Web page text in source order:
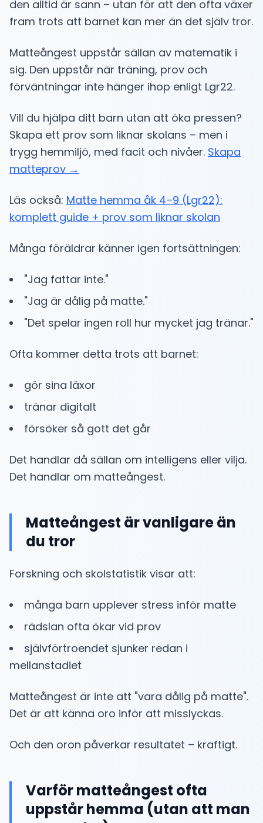
den alltid är sann – utan för att den ofta växer
fram trots att barnet kan mer än det själv tror.
Matteångest uppstår sällan av matematik i
sig. Den uppstår när träning, prov och
förväntningar inte hänger ihop enligt Lgr22.
Vill du hjälpa ditt barn utan att öka pressen?
Skapa ett prov som liknar skolans – men i
trygg hemmiljö, med facit och nivåer. Skapa
matteprov →
Läs också: Matte hemma åk 4–9 (Lgr22):
komplett guide + prov som liknar skolan
Många föräldrar känner igen fortsättningen:
"Jag fattar inte."
"Jag är dålig på matte."
"Det spelar ingen roll hur mycket jag tränar."
Ofta kommer detta trots att barnet:
gör sina läxor
tränar digitalt
försöker så gott det går
Det handlar då sällan om intelligens eller vilja.
Det handlar om matteångest.
Matteångest är vanligare än
du tror
Forskning och skolstatistik visar att:
många barn upplever stress inför matte
rädslan ofta ökar vid prov
självförtroendet sjunker redan i
mellanstadiet
Matteångest är inte att "vara dålig på matte".
Det är att känna oro inför att misslyckas.
Och den oron påverkar resultatet – kraftigt.
Varför matteångest ofta
uppstår hemma (utan att man